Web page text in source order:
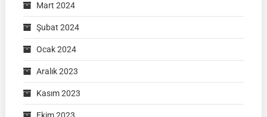
Mart 2024
Şubat 2024
Ocak 2024
Aralık 2023
Kasım 2023